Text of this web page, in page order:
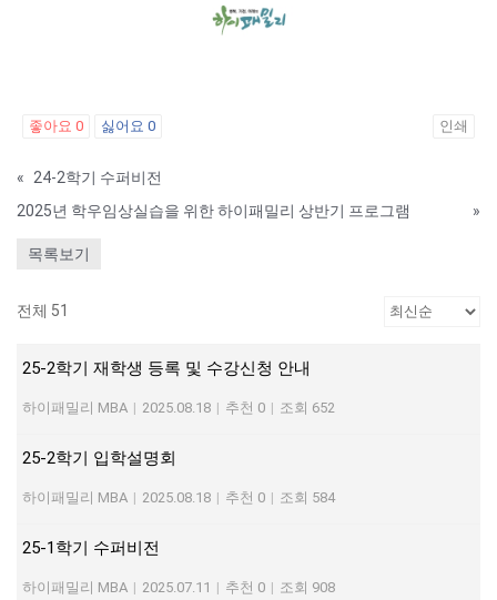
좋아요 0 싫어요 0 인쇄
«
24-2학기 수퍼비전
2025년 학우임상실습을 위한 하이패밀리 상반기 프로그램
»
목록보기
전체 51
25-2학기 재학생 등록 및 수강신청 안내
하이패밀리 MBA | 2025.08.18 | 추천 0 | 조회 652
25-2학기 입학설명회
하이패밀리 MBA | 2025.08.18 | 추천 0 | 조회 584
25-1학기 수퍼비전
하이패밀리 MBA | 2025.07.11 | 추천 0 | 조회 908